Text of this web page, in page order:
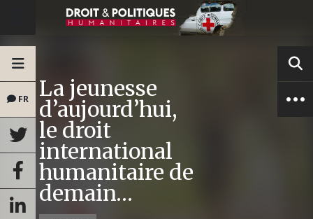
FR La jeunesse
d’aujourd’hui,
le droit
international
humanitaire de
demain…